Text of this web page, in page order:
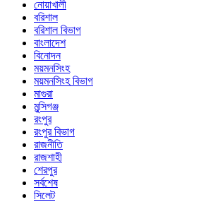
নোয়াখালী
বরিশাল
বরিশাল বিভাগ
বাংলাদেশ
বিনোদন
ময়মনসিংহ
ময়মনসিংহ বিভাগ
মাগুরা
মুন্সিগঞ্জ
রংপুর
রংপুর বিভাগ
রাজনীতি
রাজশাহী
শেরপুর
সর্বশেষ
সিলেট